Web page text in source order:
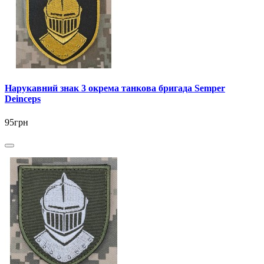
Нарукавний знак 3 окрема танкова бригада Semper
Deinceps
95грн